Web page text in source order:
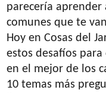
parecería
comunes que te
Hoy en Cosas del
estos desafíos
en el mejor de los
10 temas más